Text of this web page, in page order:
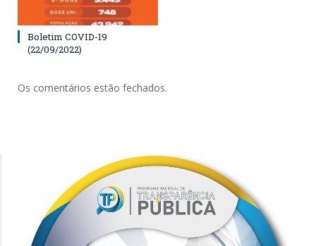
Boletim COVID-19
(22/09/2022)
Os comentários estão fechados.